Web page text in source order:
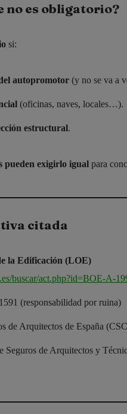
no es obligatorio?
si:
autopromotor (y no se va a
(oficinas, naves, locales…).
estructural.
pueden exigirlo igual para
citada
la Edificación (LOE)
buscar/act.php?id=BOE-A-
(responsabilidad por ruina)
de Arquitectos de España
de Arquitectos y